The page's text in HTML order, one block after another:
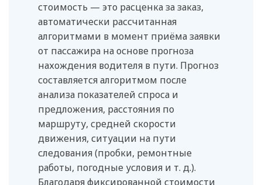
стоимость — это расценка за заказ,
автоматически рассчитанная
алгоритмами в момент приёма заявки
от пассажира на основе прогноза
нахождения водителя в пути. Прогноз
составляется алгоритмом после
анализа показателей спроса и
предложения, расстояния по
маршруту, средней скорости
движения, ситуации на пути
следования (пробки, ремонтные
работы, погодные условия и т. д.).
Благодаря фиксированной стоимости